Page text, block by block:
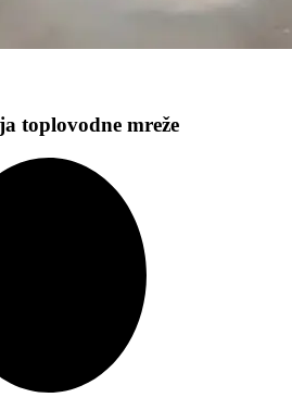
toplovodne mreže